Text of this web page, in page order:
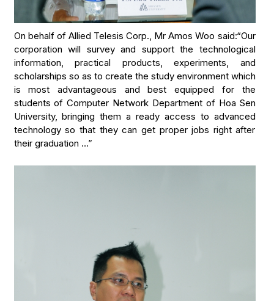
On behalf of Allied Telesis Corp., Mr Amos Woo said:“Our
corporation will survey and support the technological
information, practical products, experiments, and
scholarships so as to create the study environment which
is most advantageous and best equipped for the
students of Computer Network Department of Hoa Sen
University, bringing them a ready access to advanced
technology so that they can get proper jobs right after
their graduation …”